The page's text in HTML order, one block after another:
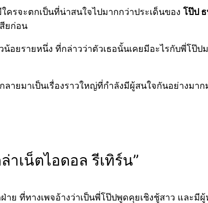
ครจะตกเป็นที่น่าสนใจไปมากกว่าประเด็นของ โป๊ป
ยก่อน
อยรายหนึ่ง ที่กล่าวว่าตัวเธอนั้นเคยมีอะไรกับพี่โป๊
ายมาเป็นเรื่องราวใหญ่ที่กำลังมีผู้สนใจกันอย่างมาก
าเน็ตไอดอล รีเทิร์น”
ย ที่ทางเพจอ้างว่าเป็นพี่โป๊ปพูดคุยเชิงชู้สาว และมี